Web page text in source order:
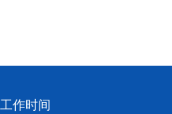
工作时间